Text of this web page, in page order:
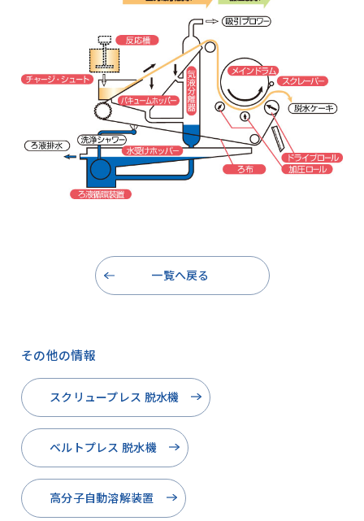
一覧へ戻る
その他の情報
スクリュープレス 脱水機
ベルトプレス 脱水機
高分子自動溶解装置